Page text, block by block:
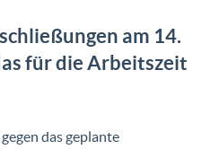
am 14.
für die Arbeitszeit
das geplante